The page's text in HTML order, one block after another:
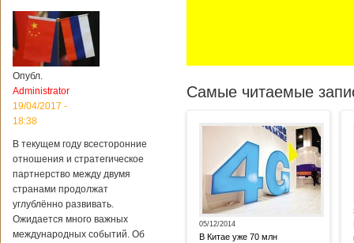
Опубл.
Administrator
19/04/2017 -
18:38
В текущем году всесторонние
отношения и стратегическое
партнерство между двумя
странами продолжат
углублённо развивать.
Ожидается много важных
международных событий. Об
Самые читаемые
05/12/2014
В Китае уже 70 млн